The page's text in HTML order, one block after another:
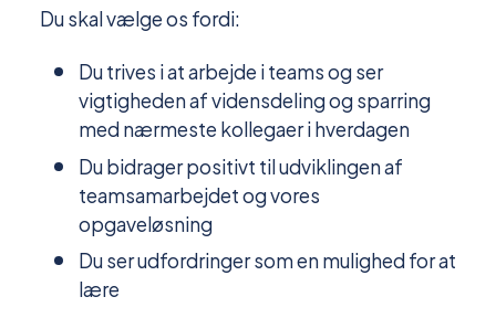
Du skal vælge os fordi:
Du trives i at arbejde i teams og ser
vigtigheden af vidensdeling og sparring
med nærmeste kollegaer i hverdagen
Du bidrager positivt til udviklingen af
teamsamarbejdet og vores
opgaveløsning
Du ser udfordringer som en mulighed for at
lære